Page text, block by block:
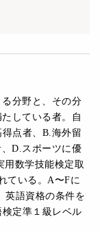
分野と、その分
している者。自
点者、B.海外留
D.スポーツに優
用数学技能検定取
ている。A〜Fに
英語資格の条件を
定準１級レベル